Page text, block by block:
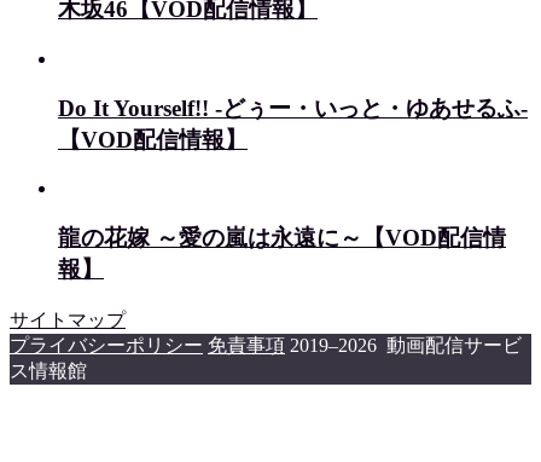
木坂46【VOD配信情報】
Do It Yourself!! -どぅー・いっと・ゆあせるふ-
【VOD配信情報】
龍の花嫁 ～愛の嵐は永遠に～【VOD配信情
報】
サイトマップ
プライバシーポリシー 免責事項 2019–2026 動画配信サービ
ス情報館